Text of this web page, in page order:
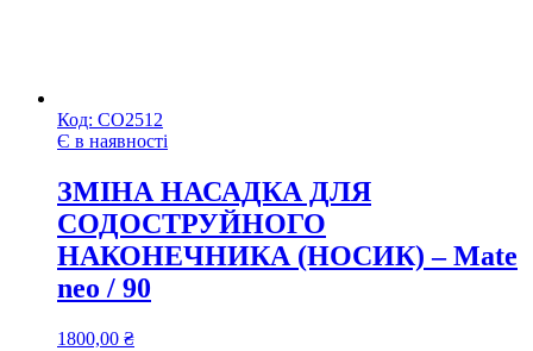
Код: СО2512
Є в наявності
ЗМІНА НАСАДКА ДЛЯ
СОДОСТРУЙНОГО
НАКОНЕЧНИКА (НОСИК) – Mate
neo / 90
1800,00 ₴